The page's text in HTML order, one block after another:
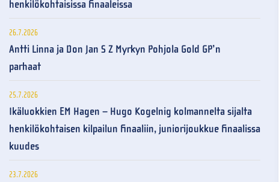
henkilökohtaisissa finaaleissa
26.7.2026
Antti Linna ja Don Jan S Z Myrkyn Pohjola Gold GP’n
parhaat
25.7.2026
Ikäluokkien EM Hagen – Hugo Kogelnig kolmannelta sijalta
henkilökohtaisen kilpailun finaaliin, juniorijoukkue finaalissa
kuudes
23.7.2026